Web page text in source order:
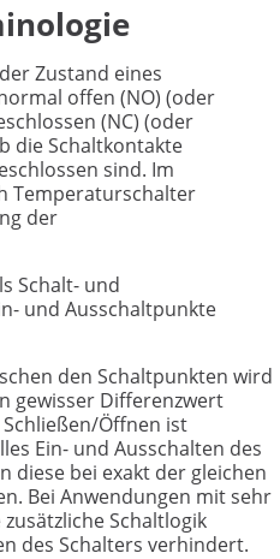
Zustand eines
offen (NO) (oder
(NC) (oder
die Schaltkontakte
sind. Im
Temperaturschalter
der
Schalt- und
und Ausschaltpunkte
den Schaltpunkten wird
gewisser Differenzwert
Öffnen ist
Ein- und Ausschalten des
diese bei exakt der gleichen
Bei Anwendungen mit sehr
Schaltlogik
des Schalters verhindert.